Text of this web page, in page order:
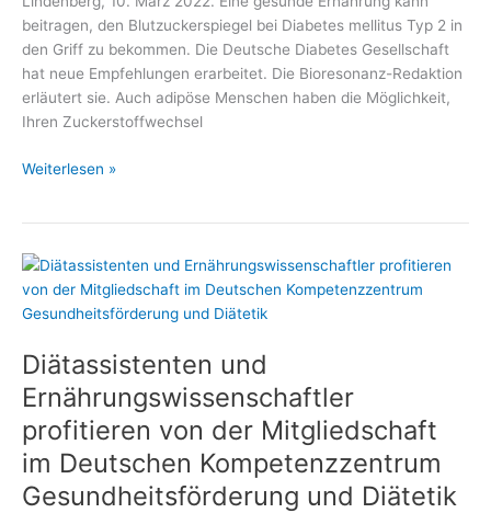
im
#DiabetesDialog
beitragen, den Blutzuckerspiegel bei Diabetes mellitus Typ 2 in
den Griff zu bekommen. Die Deutsche Diabetes Gesellschaft
hat neue Empfehlungen erarbeitet. Die Bioresonanz-Redaktion
erläutert sie. Auch adipöse Menschen haben die Möglichkeit,
Ihren Zuckerstoffwechsel
Diabetes:
Zuckerhaushalt
zu
regulieren
Weiterlesen »
Diätassistenten und
Ernährungswissenschaftler
profitieren von der Mitgliedschaft
im Deutschen Kompetenzzentrum
Gesundheitsförderung und Diätetik